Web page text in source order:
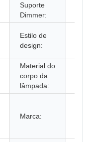
Suporte
Dimmer:
Estilo de
design:
Material do
corpo da
lâmpada:
Marca: